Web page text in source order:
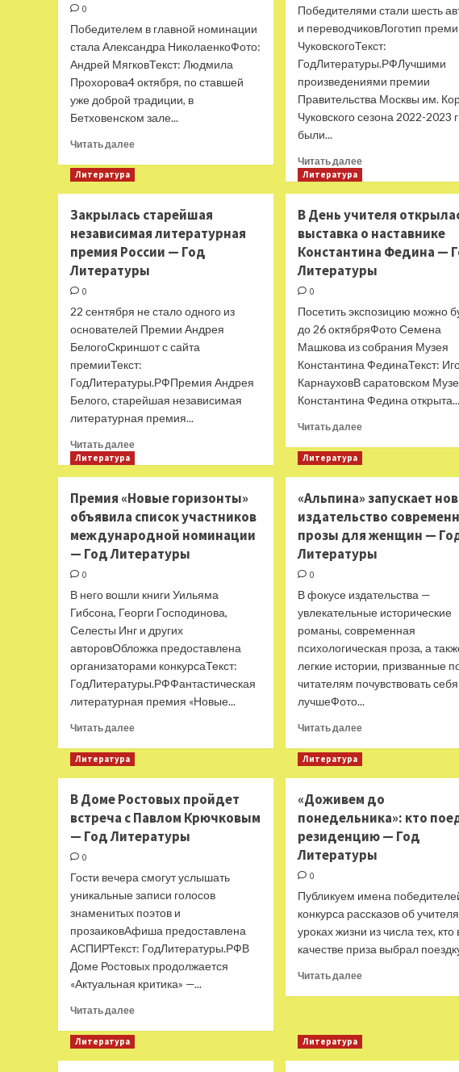
0
Победителем в главной номинации
стала Александра НиколаенкоФото:
Андрей МягковТекст: Людмила
Прохорова4 октября, по ставшей
уже доброй традиции, в
Бетховенском зале...
Читать далееПрочитать
театре
назвали
победителей
го
премии
«Ясная
Год
Литературы
Победителями стали шесть
и переводчиковЛоготип
ЧуковскогоТекст:
ГодЛитературы.РФЛучшими
произведениями премии
Правительства Москвы им.
Чуковского сезона 2022-2023
были...
Читать далееПрочитать
победители
премии
Чуковского
—
Год
Литература
Закрылась старейшая
независимая литературная
премия России — Год
Литературы
0
22 сентября не стало одного из
основателей Премии Андрея
БелогоСкриншот с сайта
премииТекст:
ГодЛитературы.РФПремия Андрея
Белого, старейшая независимая
литературная премия...
Читать далееПрочитать
старейшая
независимая
литературная
премия
России
Год
Литературы
Литература
В День учителя
выставка о наставнике
Константина Федина —
Литературы
0
Посетить экспозицию можно
до 26 октябряФото Семена
Машкова из собрания Музея
Константина ФединаТекст:
КарнауховВ саратовском
Константина Федина открыта...
Читать далееПрочитать
о
учителя
открылась
выставка
наставнике
Федина
—
Литературы
Литература
Премия «Новые горизонты»
объявила список участников
международной номинации
— Год Литературы
0
В него вошли книги Уильяма
Гибсона, Георги Господинова,
Селесты Инг и других
авторовОбложка предоставлена
организаторами конкурсаТекст:
ГодЛитературы.РФФантастическая
литературная премия «Новые...
Читать далееПрочитать
о
горизонты»
объявила
список
номинации
—
Год
Литературы
Литература
«Альпина» запускает
издательство
прозы для женщин —
Литературы
0
В фокусе издательства —
увлекательные исторические
романы, современная
психологическая проза, а
легкие истории, призванные
читателям почувствовать себя
лучшеФото...
Читать далееПрочитать
о
новое
издательство
современной
для
—
Год
Литература
В Доме Ростовых пройдет
встреча с Павлом Крючковым
— Год Литературы
0
Гости вечера смогут услышать
уникальные записи голосов
знаменитых поэтов и
прозаиковАфиша предоставлена
АСПИРТекст: ГодЛитературы.РФВ
Доме Ростовых продолжается
«Актуальная критика» —...
Читать далееПрочитать
о
Литература
«Доживем до
понедельника»: кто
резиденцию — Год
Литературы
0
Публикуем имена
конкурса рассказов об
уроках жизни из числа тех, кто
качестве приза выбрал
Читать далееПрочитать
до
понедельника»:
Литература Литература